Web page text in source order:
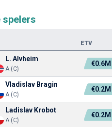
spelers
ETV
L. Alvheim
A (C)
€0.6M
Vladislav Bragin
A (C)
€0.2M
Ladislav Krobot
A (C)
€0.2M